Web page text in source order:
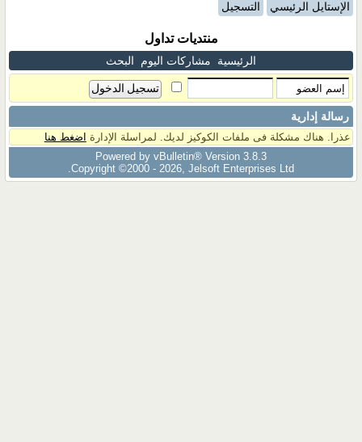
الإستايل الرئيسي التسجيل
منتديات تداول
الرئيسية مشاركات اليوم البحث
رسالة إدارية
عذرا. هناك مشكلة فى ملفات الكوكيز لديك. لمراسلة الإدارة اضغط هنا
Powered by vBulletin® Version 3.8.3
Copyright ©2000 - 2026, Jelsoft Enterprises Ltd.